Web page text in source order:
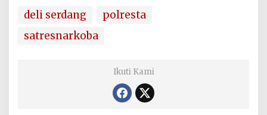
deli serdang
polresta
satresnarkoba
Ikuti Kami